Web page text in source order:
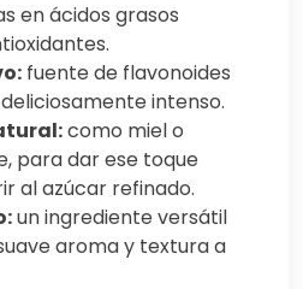
en ácidos grasos
fuente de flavonoides
intenso.
como miel o
para dar ese toque
al azúcar refinado.
un ingrediente versátil
aroma y textura a